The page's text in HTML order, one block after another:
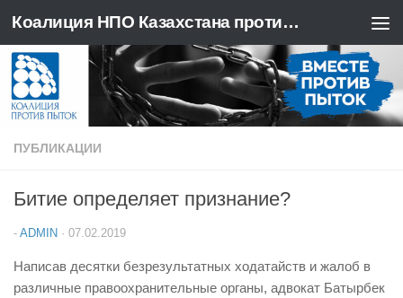
Перейти к содержимому Коалиция НПО Казахстана против пыток
ПУБЛИКАЦИИ
Битие определяет признание?
- ADMIN · 07.02.2019
Написав десятки безрезультатных ходатайств и жалоб в
различные правоохранительные органы, адвокат Батырбек